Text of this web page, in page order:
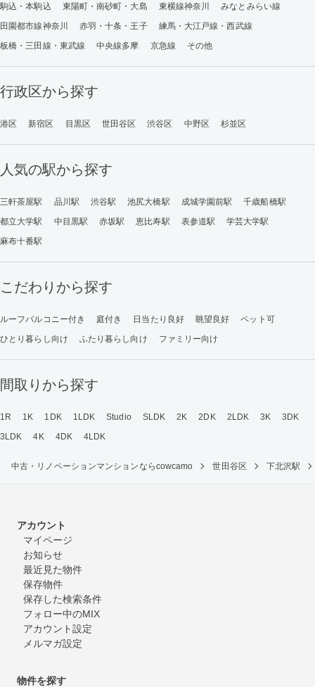
駒込・本駒込
東陽町・南砂町・大島 東横線神奈川
みなとみらい線
田園都市線神奈川
赤羽・十条・王子
練馬・大江戸線・西武線
板橋・三田線・東武線
中央線多摩 京急線 その他
行政区から探す
港区 新宿区 目黒区 世田谷区 渋谷区 中野区 杉並区
人気の駅から探す
三軒茶屋駅 品川駅 渋谷駅 池尻大橋駅 成城学園前駅
千歳船橋駅
都立大学駅
中目黒駅 赤坂駅 恵比寿駅 表参道駅
学芸大学駅
麻布十番駅
こだわりから探す
ルーフバルコニー付き 庭付き 日当たり良好 眺望良好
ペット可
ひとり暮らし向け
ふたり暮らし向け ファミリー向け
間取りから探す
1R 1K 1DK 1LDK Studio SLDK 2K 2DK 2LDK 3K
3DK
3LDK
4K 4DK 4LDK
中古・リノベーションマンションならcowcamo 世田谷区 下北沢駅
アカウント
マイページ
お知らせ
最近見た物件
保存物件
保存した検索条件
フォロー中のMIX
アカウント設定
メルマガ設定
物件を探す